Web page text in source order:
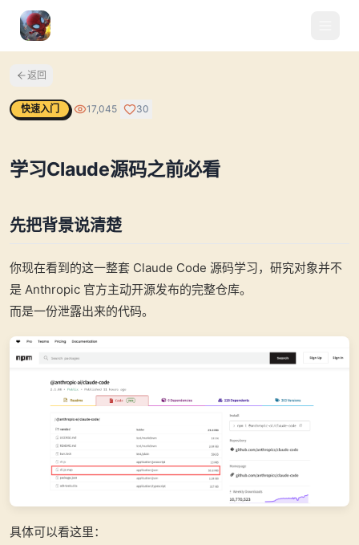
返回
快速入门 17,045 30
学习Claude源码之前必看
先把背景说清楚
你现在看到的这一整套 Claude Code 源码学习，研究对象并不
是 Anthropic 官方主动开源发布的完整仓库。
而是一份泄露出来的代码。
具体可以看这里：